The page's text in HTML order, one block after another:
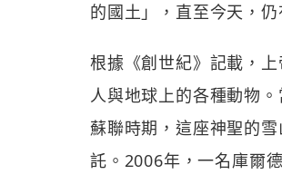
的國土」，直至今天，
根據《創世紀》記載，
人與地球上的各種動物
蘇聯時期，這座神聖的
託。2006年，一名庫爾